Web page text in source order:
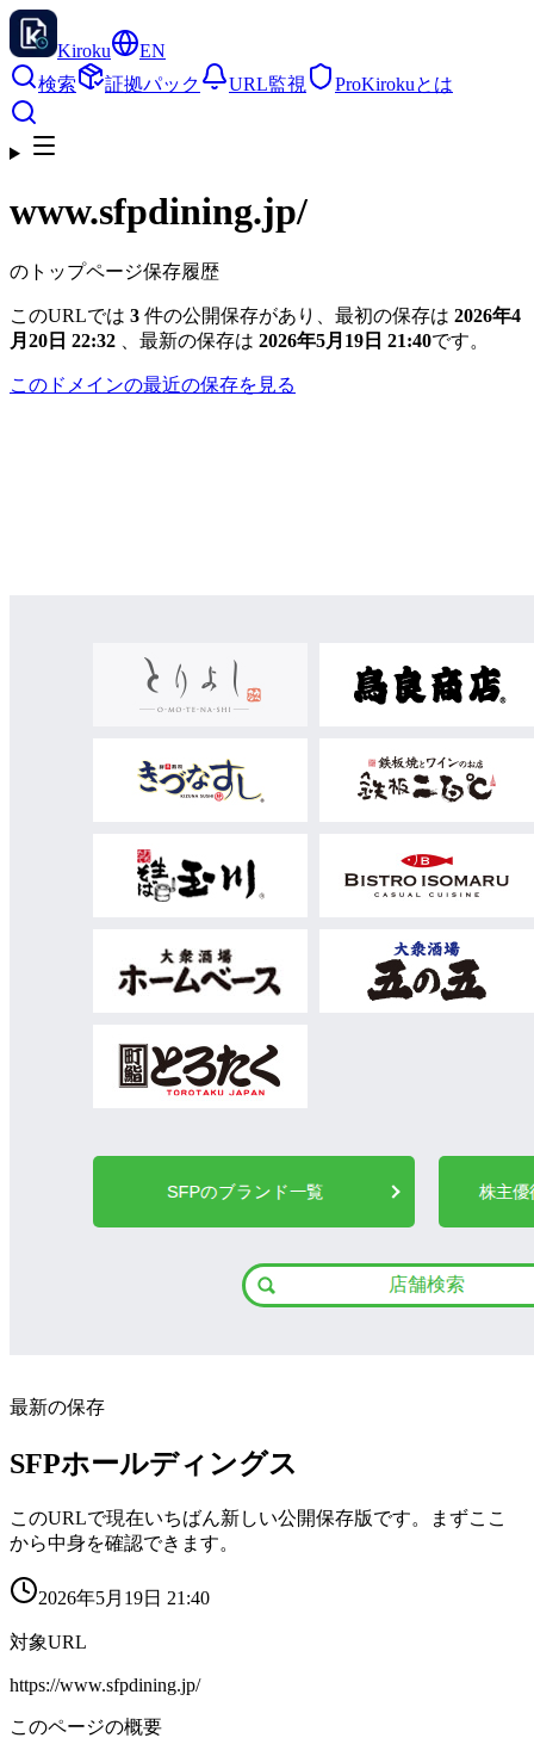
Kiroku
EN
検索
証拠パック URL監視 ProKirokuとは
www.sfpdining.jp/
のトップページ保存履歴
このURLでは 3 件の公開保存があり、最初の保存は 2026年4
月20日 22:32
、最新の保存は 2026年5月19日 21:40です。
このドメインの最近の保存を見る
最新の保存
SFPホールディングス
このURLで現在いちばん新しい公開保存版です。まずここ
から中身を確認できます。
2026年5月19日 21:40
対象URL
https://www.sfpdining.jp/
このページの概要